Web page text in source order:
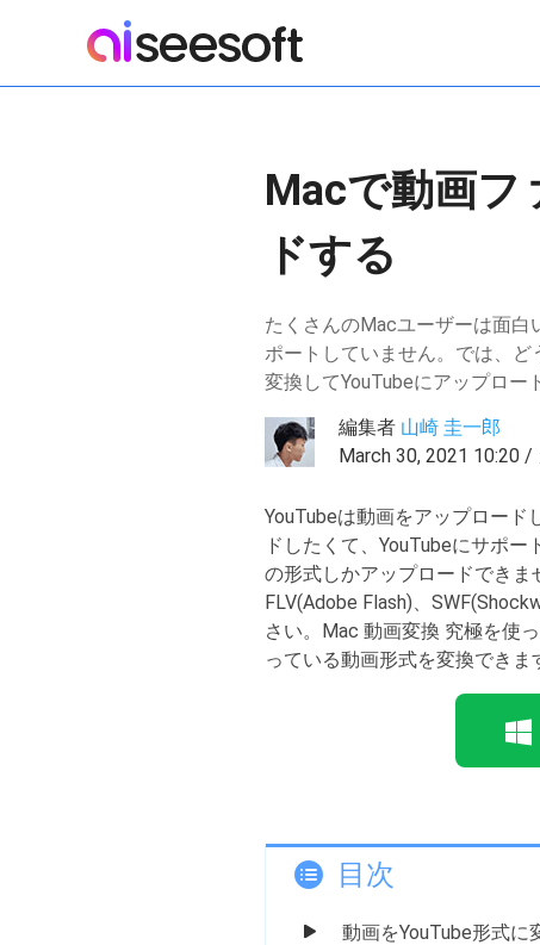
Macで動画フ
ドする
たくさんのMacユーザーは面白
ポートしていません。では、
変換してYouTubeにアップロー
編集者 山崎 圭一郎
March 30, 2021 10:20 /
YouTubeは動画をアップロー
ドしたくて、YouTubeにサポ
の形式しかアップロードできま
FLV(Adobe Flash)、
さい。Mac 動画変換 究極を使っ
っている動画形式を変換できま
目次
動画をYouTube形式に